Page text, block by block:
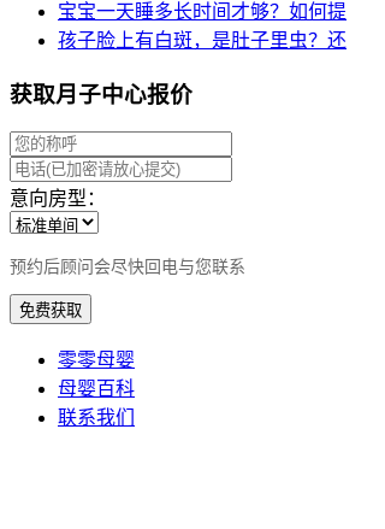
宝宝一天睡多长时间才够？如何提
孩子脸上有白斑，是肚子里虫？还
获取月子中心报价
意向房型：
预约后顾问会尽快回电与您联系
免费获取
零零母婴
母婴百科
联系我们